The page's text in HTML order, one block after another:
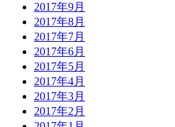
2017年9月
2017年8月
2017年7月
2017年6月
2017年5月
2017年4月
2017年3月
2017年2月